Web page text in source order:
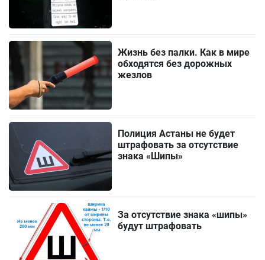
Жизнь без палки. Как в мире
обходятся без дорожных
жезлов
Полиция Астаны не будет
штрафовать за отсутствие
знака «Шипы»
За отсутствие знака «шипы»
будут штрафовать